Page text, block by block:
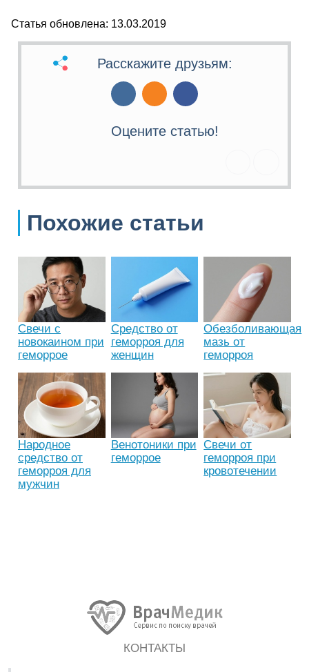
Статья обновлена: 13.03.2019
Расскажите друзьям:
Оцените статью!
Похожие статьи
Свечи с
новокаином при
геморрое
Средство от
геморроя для
женщин
Обезболивающая
мазь от
геморроя
Народное
средство от
геморроя для
мужчин
Венотоники при
геморрое
Свечи от
геморроя при
кровотечении
КОНТАКТЫ